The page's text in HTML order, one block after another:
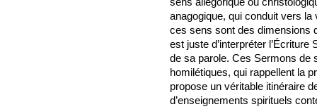
anagogique, qui conduit vers la
ces sens sont des dimensions
est juste d’interpréter
de sa parole. Ces Sermons de
homilétiques, qui rappellent la
propose un véritable itinéraire
d’enseignements spirituels